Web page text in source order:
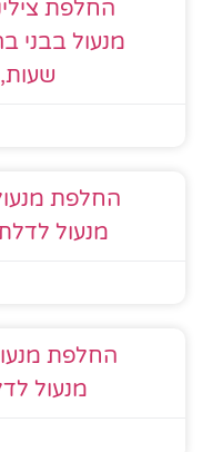
החלפת
שעות, 0529252323
החלפת
מנעול לדלת
החלפת
מנעול